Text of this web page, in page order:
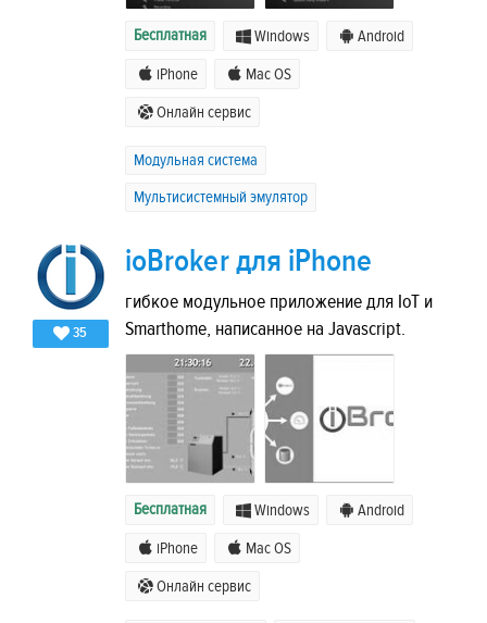
Бесплатная Windows Android
iPhone Mac OS
Онлайн сервис
Модульная система
Мультисистемный эмулятор
35
ioBroker для iPhone
гибкое модульное приложение для IoT и
Smarthome, написанное на Javascript.
Бесплатная Windows Android
iPhone Mac OS
Онлайн сервис